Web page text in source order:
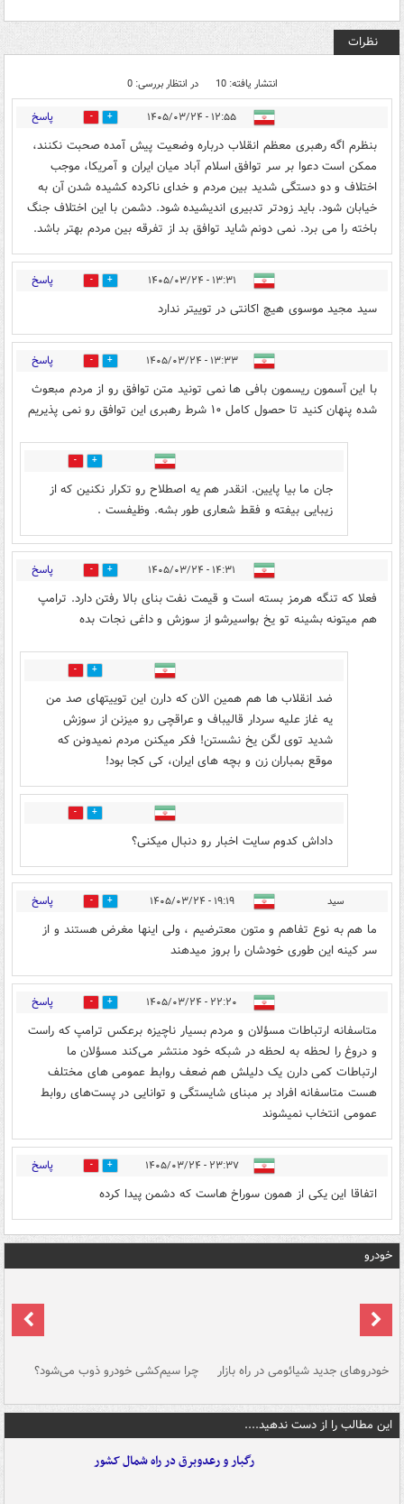
نظرات
انتشار یافته: 10 در انتظار بررسی: 0
۱۲:۵۵ - ۱۴۰۵/۰۳/۲۴ 0 پاسخ
بنظرم اگه رهبری معظم انقلاب درباره وضعیت پیش آمده صحبت نکنند،
ممکن است دعوا بر سر توافق اسلام آباد میان ایران و آمریکا، موجب
اختلاف و دو دستگی شدید بین مردم و خدای ناکرده کشیده شدن آن به
خیابان شود. باید زودتر تدبیری اندیشیده شود. دشمن با این اختلاف جنگ
باخته را می برد. نمی دونم شاید توافق بد از تفرقه بین مردم بهتر باشد.
۱۳:۳۱ - ۱۴۰۵/۰۳/۲۴ 32 پاسخ
سید مجید موسوی هیچ اکانتی در توییتر ندارد
۱۳:۳۳ - ۱۴۰۵/۰۳/۲۴ 14 پاسخ
با این آسمون ریسمون بافی ها نمی تونید متن توافق رو از مردم مبعوث
شده پنهان کنید تا حصول کامل ۱۰ شرط رهبری این توافق رو نمی پذیریم
0
جان ما بیا پایین. انقدر هم یه اصطلاح رو تکرار نکنین که از
زیبایی بیفته و فقط شعاری طور بشه. وظیفست‌ .
۱۴:۳۱ - ۱۴۰۵/۰۳/۲۴ 4 پاسخ
فعلا که تنگه هرمز بسته است و قیمت نفت بنای بالا رفتن دارد. ترامپ
هم میتونه بشینه تو یخ بواسیرشو از سوزش و داغی نجات بده
0
ضد انقلاب ها هم همین الان که دارن این توییتهای صد من
یه غاز علیه سردار قالیباف و عراقچی رو میزنن از سوزش
شدید توی لگن یخ نشستن! فکر میکنن مردم نمیدونن که
موقع بمباران زن و بچه های ایران، کی کجا بود!
0
داداش کدوم سایت اخبار رو دنبال میکنی؟
سید ۱۹:۱۹ - ۱۴۰۵/۰۳/۲۴ 0 پاسخ
ما هم به نوع تفاهم و متون معترضیم ، ولی اینها مغرض هستند و از
سر کینه این طوری خودشان را بروز میدهند
۲۲:۲۰ - ۱۴۰۵/۰۳/۲۴ 0 پاسخ
متاسفانه ارتباطات مسؤلان و مردم بسیار ناچیزه برعکس ترامپ که راست
و دروغ را لحظه به لحظه در شبکه خود منتشر می‌کند مسؤلان ما
ارتباطات کمی دارن یک دلیلش هم ضعف روابط عمومی های مختلف
هست متاسفانه افراد بر مبنای شایستگی و توانایی در پست‌های روابط
عمومی انتخاب نمیشوند
۲۳:۳۷ - ۱۴۰۵/۰۳/۲۴ 0 پاسخ
اتفاقا این یکی از همون سوراخ هاست که دشمن پیدا کرده
خودرو
خودروهای جدید شیائومی در راه بازار چرا سیم‌کشی خودرو ذوب می‌شود؟
این مطالب را از دست ندهید....
رگبار و رعدوبرق در راه شمال کشور